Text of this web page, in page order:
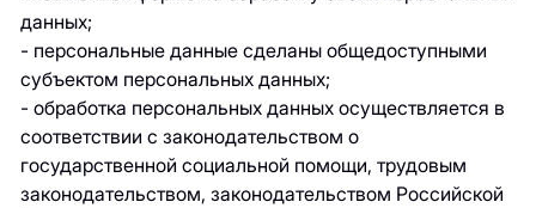
данных;
- персональные данные сделаны общедоступными
субъектом персональных данных;
- обработка персональных данных осуществляется в
соответствии с законодательством о
государственной социальной помощи, трудовым
законодательством, законодательством Российской